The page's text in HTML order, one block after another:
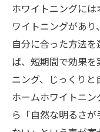
ホワイトニングに
ワイトニングがあ
自分に合った方法
ば、短期間で効果
ニング、じっくり
ホームホワイトニ
ら「自然な明るさ